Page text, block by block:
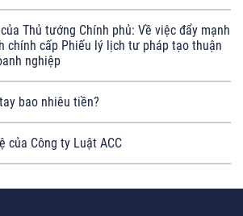
Thủ tướng Chính phủ: Về việc đẩy mạnh
chính cấp Phiếu lý lịch tư pháp tạo thuận
nghiệp
bao nhiêu tiền?
của Công ty Luật ACC